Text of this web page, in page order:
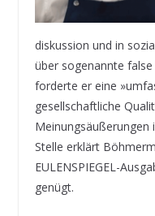
diskussion und in
über sogenannte
forderte er eine
gesellschaftliche
Meinungsäußerungen
Stelle erklärt
EULENSPIEGEL-
genügt.